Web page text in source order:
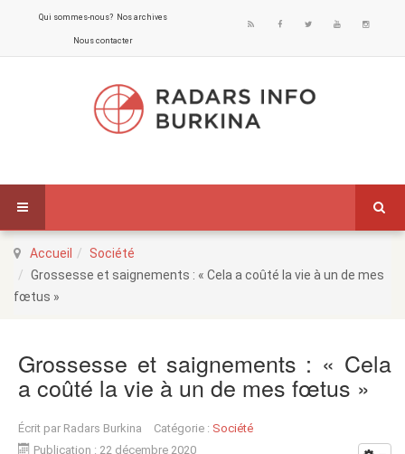
Qui sommes-nous? Nos archives
Nous contacter
Accueil
Société
Grossesse et saignements : « Cela a coûté la vie à un de mes
fœtus »
Grossesse et saignements : « Cela
a coûté la vie à un de mes fœtus »
Écrit par Radars Burkina Catégorie : Société
Publication : 22 décembre 2020